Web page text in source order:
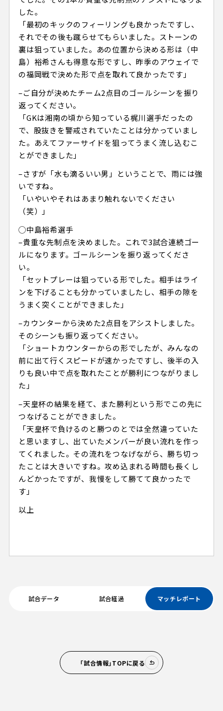
した。
「最初のキックのフィーリングも良かったですし、
それでその後も蹴らせてもらいました。ストーンの
裏は狙っていました。あの位置から決める形は（中
島）裕希さんも得意な形ですし、昨季のアウェイで
の福岡戦で決めた形で点を取れて良かったです」
–ご自分が決めたチーム2点目のゴールシーンを振り
返ってください。
「GKは湘南の頃から知っている梶川選手だったの
で、股抜きを警戒されていたことは分かっていまし
た。あえてファーサイドを狙ってうまく流し込むこ
とができました」
–さすが「水も滴るいい男」ということで、雨には強
いですね。
「いやいやそれはあまり触れないでください
（笑）」
◯中島裕希選手
–貴重な先制点を決めました。これで3試合連続ゴー
ルになります。ゴールシーンを振り返ってくださ
い。
「セットプレーは狙っている形でした。相手はライ
ンを下げることも分かっていましたし、相手の隙を
うまく突くことができました」
–カウンターから決めた2点目をアシストしました。
そのシーンも振り返ってください。
「ショートカウンターからの形でしたが、みんなの
前に出て行くスピードが速かったですし、後半の入
りも良い中で点を取れたことが勝利につながりまし
た」
–天皇杯の結果を経て、また勝利という形でこの先に
つなげることができました。
「天皇杯で負けるのと勝つのとでは全然違っていた
と思いますし、出ていたメンバーが良い流れを作っ
てくれました。その流れをつなげながら、勝ち切っ
たことは大きいですね。攻め込まれる時間も長くし
んどかったですが、我慢をして勝てて良かったで
す」
以上
試合データ 試合経過 マッチレポート
「試合情報」TOPに戻る